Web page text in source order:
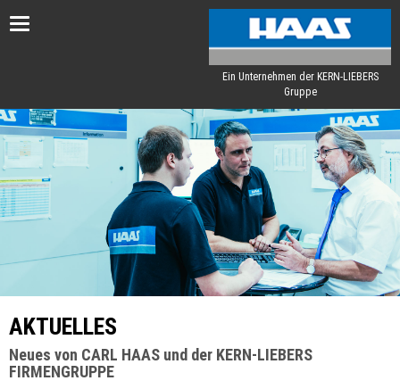
Toggle
Ein Unternehmen der KERN-LIEBERS
Gruppe
AKTUELLES
Neues von CARL HAAS und der KERN-LIEBERS
FIRMENGRUPPE